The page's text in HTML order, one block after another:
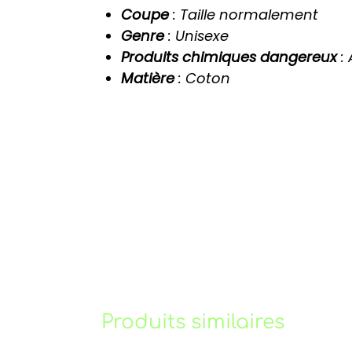
Coupe: Taille normalement
Genre: Unisexe
Produits chimiques dangereux:
Matière: Coton
Produits similaires